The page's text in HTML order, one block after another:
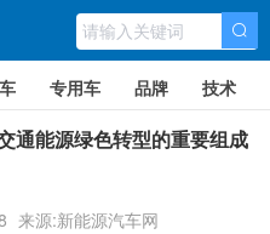
专用车 品牌 技术
通能源绿色转型的重要组成
来源:新能源汽车网